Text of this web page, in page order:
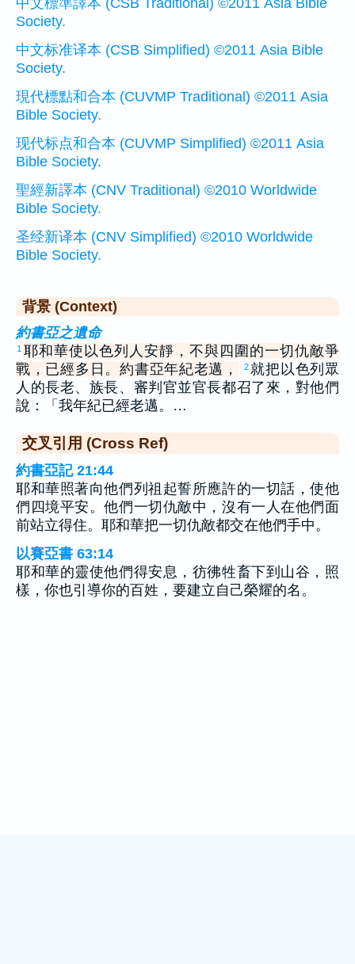
Society.
中文标准译本 (CSB Simplified) ©2011 Asia Bible
Society.
現代標點和合本 (CUVMP Traditional) ©2011 Asia
Bible Society.
现代标点和合本 (CUVMP Simplified) ©2011 Asia
Bible Society.
聖經新譯本 (CNV Traditional) ©2010 Worldwide
Bible Society.
圣经新译本 (CNV Simplified) ©2010 Worldwide
Bible Society.
背景 (Context)
約書亞之遺命
1 耶和華使以色列人安靜，不與四圍的一切仇敵爭
戰，已經多日。約書亞年紀老邁，
2 就把以色列眾
人的長老、族長、審判官並官長都召了來，對他們
說：「我年紀已經老邁。…
交叉引用 (Cross Ref)
約書亞記 21:44
耶和華照著向他們列祖起誓所應許的一切話，使他
們四境平安。他們一切仇敵中，沒有一人在他們面
前站立得住。耶和華把一切仇敵都交在他們手中。
以賽亞書 63:14
耶和華的靈使他們得安息，彷彿牲畜下到山谷，照
樣，你也引導你的百姓，要建立自己榮耀的名。